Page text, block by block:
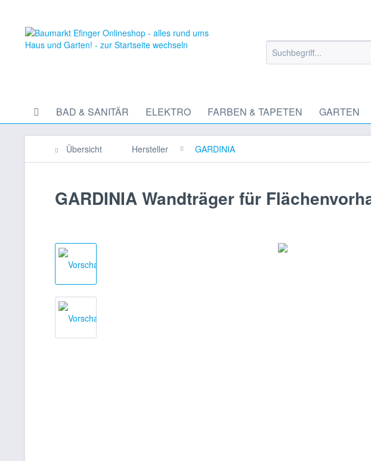
BAD & SANITÄR ELEKTRO FARBEN & TAPETEN GARTEN
Übersicht Hersteller GARDINIA
GARDINIA Wandträger für